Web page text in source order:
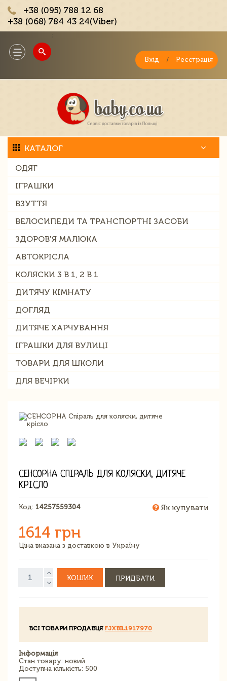
+38 (095) 788 12 68
+38 (068) 784 43 24(Viber)
Toggle
navigation
Вхід / Реєстрація
КАТАЛОГ
ОДЯГ
ІГРАШКИ
ВЗУТТЯ
ВЕЛОСИПЕДИ ТА ТРАНСПОРТНІ ЗАСОБИ
ЗДОРОВ'Я МАЛЮКА
АВТОКРІСЛА
КОЛЯСКИ 3 В 1, 2 В 1
ДИТЯЧУ КІМНАТУ
ДОГЛЯД
ДИТЯЧЕ ХАРЧУВАННЯ
ІГРАШКИ ДЛЯ ВУЛИЦІ
ТОВАРИ ДЛЯ ШКОЛИ
ДЛЯ ВЕЧІРКИ
СЕНСОРНА СПІРАЛЬ ДЛЯ КОЛЯСКИ, ДИТЯЧЕ
КРІСЛО
Код: 14257559304 Як купувати
1614 грн
Ціна вказана з доставкою в Україну
КОШИК ПРИДБАТИ
ВСІ ТОВАРИ ПРОДАВЦЯ FJXBIL1917970
Інформація
Стан товару: новий
Доступна кількість: 500